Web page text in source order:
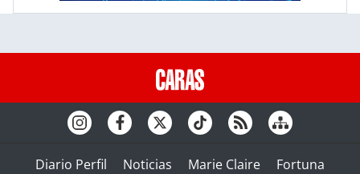
Diario Perfil Noticias Marie Claire
Fortuna